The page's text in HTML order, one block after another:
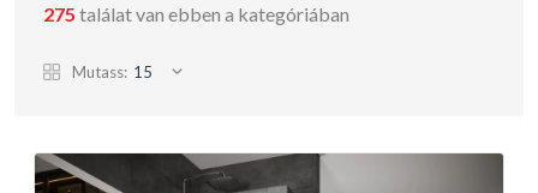
275 találat van ebben a kategóriában
Mutass: 15